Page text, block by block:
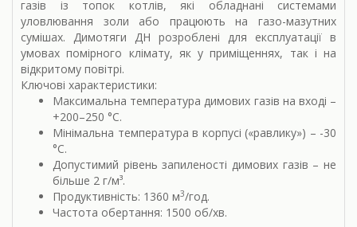
газів із топок котлів, які обладнані системами
уловлювання золи або працюють на газо-мазутних
сумішах. Димотяги ДН розроблені для експлуатації в
умовах помірного клімату, як у приміщеннях, так і на
відкритому повітрі.
Ключові характеристики:
Максимальна температура димових газів на вході –
+200–250 °С.
Мінімальна температура в корпусі («равлику») – -30
°С.
Допустимий рівень запиленості димових газів – не
більше 2 г/м³.
Продуктивність: 1360 м3/год.
Частота обертання: 1500 об/хв.